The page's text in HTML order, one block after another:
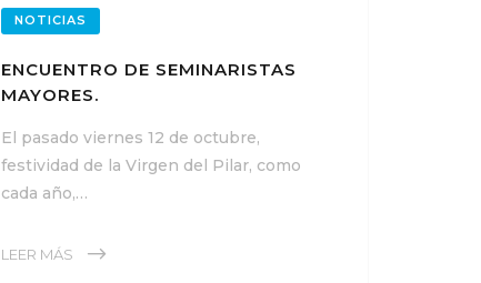
NOTICIAS
ENCUENTRO DE SEMINARISTAS
MAYORES.
El pasado viernes 12 de octubre,
festividad de la Virgen del Pilar, como
cada año,…
LEER MÁS